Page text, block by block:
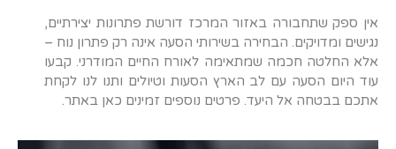
אין ספק שתחבורה באזור המרכז דורשת פתרונות יצירתיים,
נגישים ומדויקים. הבחירה בשירותי הסעה אינה רק פתרון נוח –
אלא החלטה חכמה שמתאימה לאורח החיים המודרני. קבעו
עוד היום הסעה עם לב הארץ הסעות וטיולים ותנו לנו לקחת
אתכם בבטחה אל היעד. פרטים נוספים זמינים כאן באתר.